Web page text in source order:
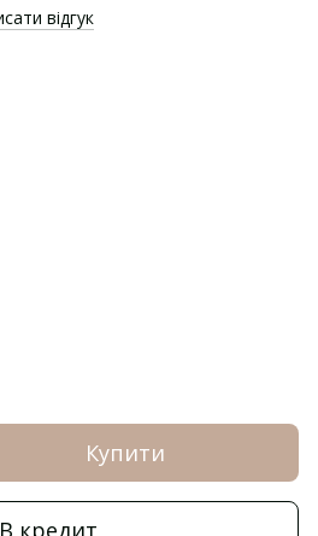
відгук
Купити
В кредит